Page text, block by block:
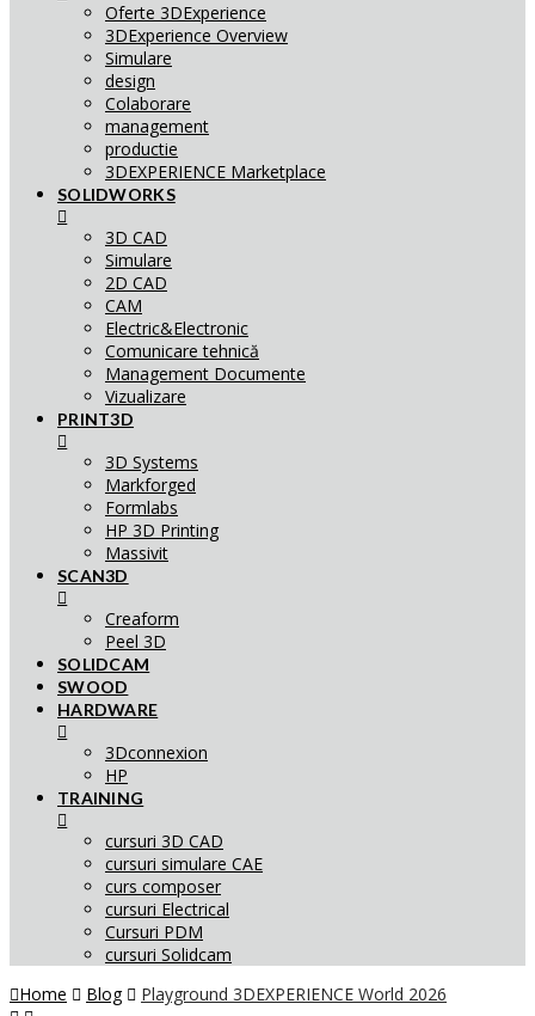
Oferte 3DExperience
3DExperience Overview
Simulare
design
Colaborare
management
productie
3DEXPERIENCE Marketplace
SOLIDWORKS
3D CAD
Simulare
2D CAD
CAM
Electric&Electronic
Comunicare tehnică
Management Documente
Vizualizare
PRINT3D
3D Systems
Markforged
Formlabs
HP 3D Printing
Massivit
SCAN3D
Creaform
Peel 3D
SOLIDCAM
SWOOD
HARDWARE
3Dconnexion
HP
TRAINING
cursuri 3D CAD
cursuri simulare CAE
curs composer
cursuri Electrical
Cursuri PDM
cursuri Solidcam
Home
Blog Playground 3DEXPERIENCE World 2026